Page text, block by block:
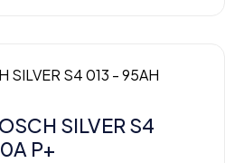
SILVER S4
P+